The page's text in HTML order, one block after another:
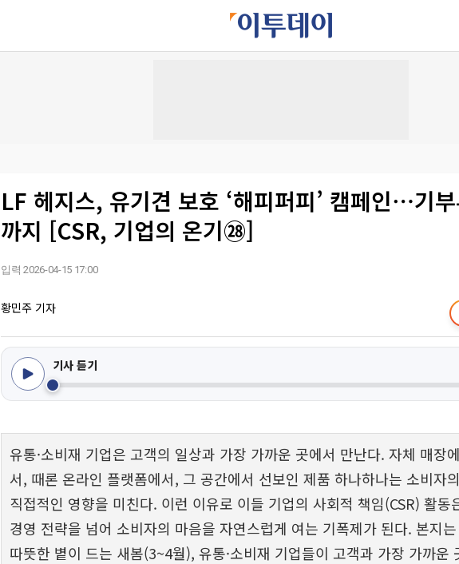
LF 헤지스, 유기견 보호 ‘해피퍼피’ 캠페인⋯기
까지 [CSR, 기업의 온기㉘]
입력 2026-04-15 17:00
황민주 기자
기사 듣기
유통·소비재 기업은 고객의 일상과 가장 가까운 곳에서 만난다. 자체 매장
서, 때론 온라인 플랫폼에서, 그 공간에서 선보인 제품 하나하나는 소비자
직접적인 영향을 미친다. 이런 이유로 이들 기업의 사회적 책임(CSR) 활동
경영 전략을 넘어 소비자의 마음을 자연스럽게 여는 기폭제가 된다. 본지
따뜻한 볕이 드는 새봄(3~4월), 유통·소비재 기업들이 고객과 가장 가까운